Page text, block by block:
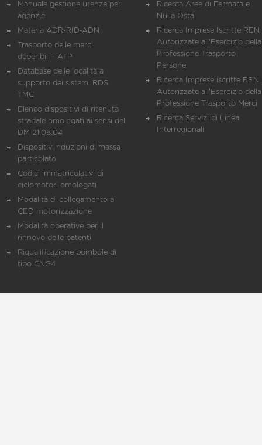
Manuale gestione utenze per
agenzie
Materia ADR-RID-ADN
Trasporto delle merci
deperibili - ATP
Database delle località a
supporto dei sistemi RDS
TMC
Elenco dispositivi di ritenuta
stradale omologati ai sensi del
DM 21.06.04
Dispositivi riduzioni di massa
particolato
Codici immatricolativi di
ciclomotori omologati
Modalità di collegamento al
CED motorizzazione
Modalità operative per il
rinnovo delle patenti
Riqualificazione bombole di
tipo CNG4
Ricerca Aree di Fermata e
Nulla Osta
Ricerca Imprese Iscritte REN
Autorizzate all'Esercizio della
Professione Trasporto
Persone
Ricerca Imprese iscritte REN
Autorizzate all'Esercizio della
Professione Trasporto Merci
Ricerca Servizi di Linea
Interregionali